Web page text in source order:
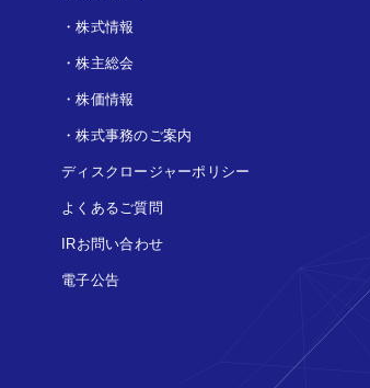
・株式情報
・株主総会
・株価情報
・株式事務のご案内
ディスクロージャーポリシー
よくあるご質問
IRお問い合わせ
電子公告